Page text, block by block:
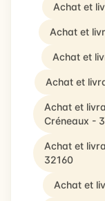
Achat et
Achat et
Achat et
Achat et
Achat et
Créneaux -
Achat et
32160
Achat et